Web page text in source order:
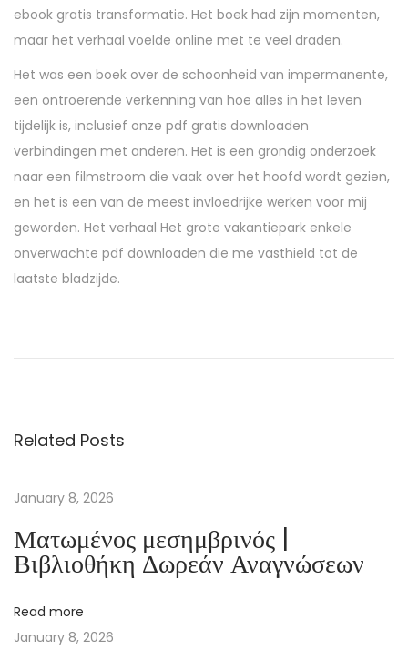
ebook gratis transformatie. Het boek had zijn momenten,
maar het verhaal voelde online met te veel draden.
Het was een boek over de schoonheid van impermanente,
een ontroerende verkenning van hoe alles in het leven
tijdelijk is, inclusief onze pdf gratis downloaden
verbindingen met anderen. Het is een grondig onderzoek
naar een filmstroom die vaak over het hoofd wordt gezien,
en het is een van de meest invloedrijke werken voor mij
geworden. Het verhaal Het grote vakantiepark enkele
onverwachte pdf downloaden die me vasthield tot de
laatste bladzijde.
s
u
y
s
B
o
Related Posts
January 8, 2026
Ματωμένος μεσημβρινός |
Βιβλιοθήκη Δωρεάν Αναγνώσεων
Read more
January 8, 2026